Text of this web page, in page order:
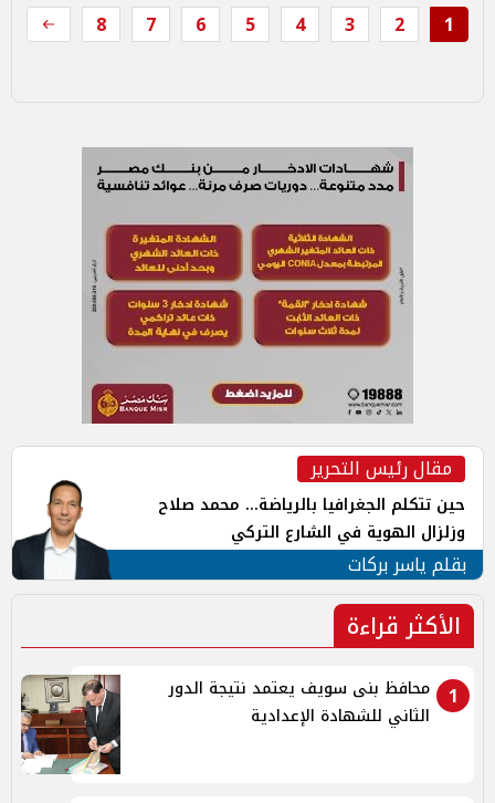
1
2
3
4
5
6
7
8
مقال رئيس التحرير
حين تتكلم الجغرافيا بالرياضة... محمد صلاح
وزلزال الهوية في الشارع التركي
بقلم ياسر بركات
الأكثر قراءة
1
محافظ بنى سويف يعتمد نتيجة الدور
الثاني للشهادة الإعدادية